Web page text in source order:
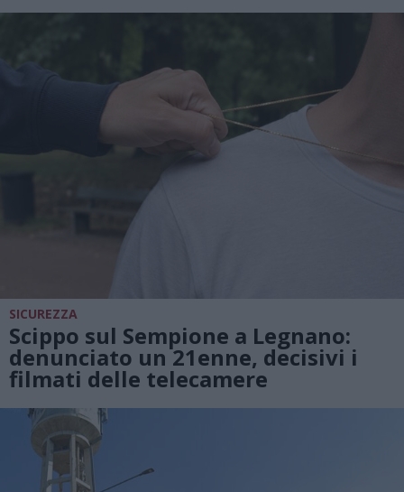
SICUREZZA
Scippo sul Sempione a Legnano:
denunciato un 21enne, decisivi i
filmati delle telecamere